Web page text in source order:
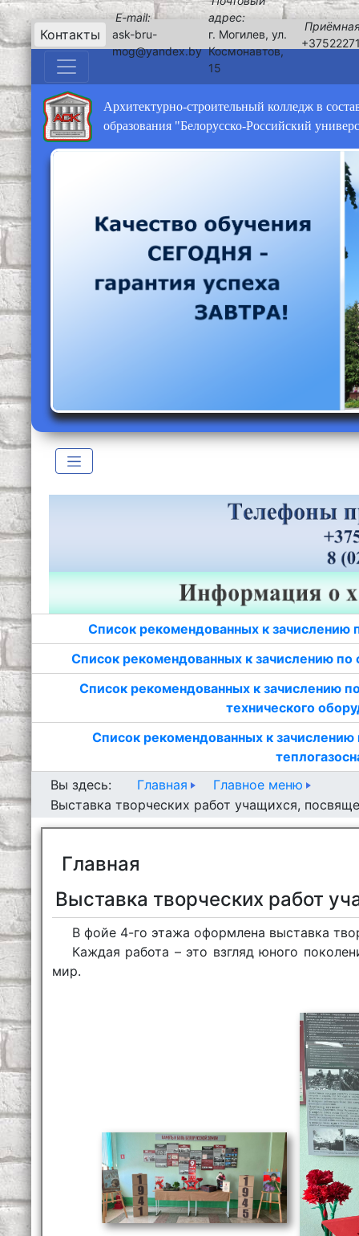
Контакты
E-mail:
ask-bru-
mog@yandex.by
адрес:
г. Могилев, ул.
Космонавтов,
15
Архитектурно-строительный колледж в
образования "Белорусско-Российский
Список рекомендованных к зачислению
Список рекомендованных к зачислению
Список рекомендованных к зачислению
технического
Список рекомендованных к
Вы здесь:
Главная
Главное меню
Выставка творческих работ учащихся,
Главная
Выставка творческих работ
В фойе 4-го этажа оформлена выставка
Каждая работа – это взгляд юного
мир.